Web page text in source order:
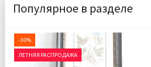
Популярное в разделе
-30%
ЛЕТНЯЯ РАСПРОДАЖА